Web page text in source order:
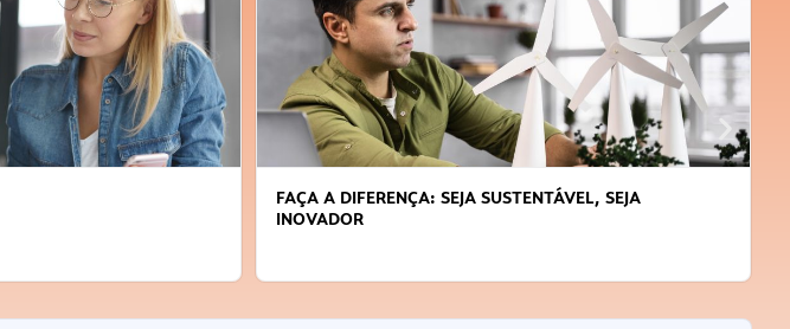
FAÇA A DIFERENÇA: SEJA SUSTENTÁVEL, SEJA
INOVADOR